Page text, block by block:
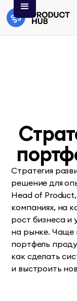
Стратегия
решение для
Head of
компаниях, на
рост бизнеса
на рынке. Чаще
портфель
как сделать
и выстроить